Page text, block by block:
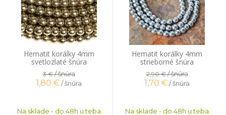
Hematit korálky 4mm
svetlozlaté šnúra
3 €/ šnúra
1,80 €/ šnúra
Na sklade - do 48h u teba
Hematit korálky 4mm
strieborné šnúra
2,90 €/ šnúra
1,70 €/ šnúra
Na sklade - do 48h u teba